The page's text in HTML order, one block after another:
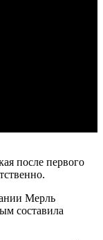
после первого
Мерль
составила